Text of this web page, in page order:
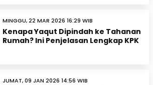
MINGGU, 22 MAR 2026 16:29 WIB
Kenapa Yaqut Dipindah ke Tahanan
Rumah? Ini Penjelasan Lengkap KPK
JUMAT, 09 JAN 2026 14:56 WIB